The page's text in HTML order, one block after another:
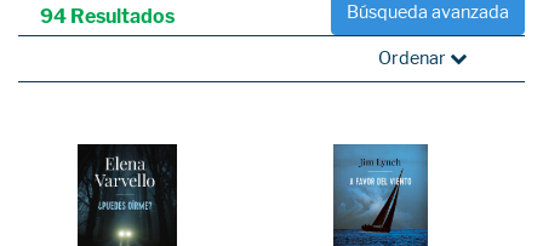
94 Resultados Búsqueda avanzada
Ordenar